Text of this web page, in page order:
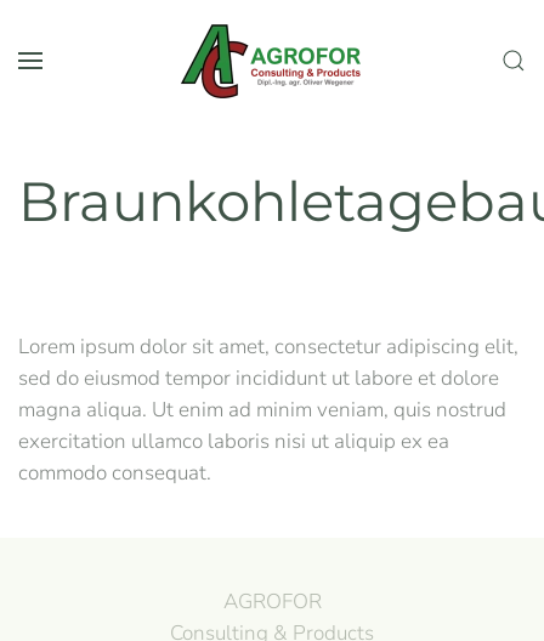
Skip to main content
Lorem ipsum dolor sit amet, consectetur adipiscing elit,
sed do eiusmod tempor incididunt ut labore et dolore
magna aliqua. Ut enim ad minim veniam, quis nostrud
exercitation ullamco laboris nisi ut aliquip ex ea
commodo consequat.
AGROFOR
Consulting & Products